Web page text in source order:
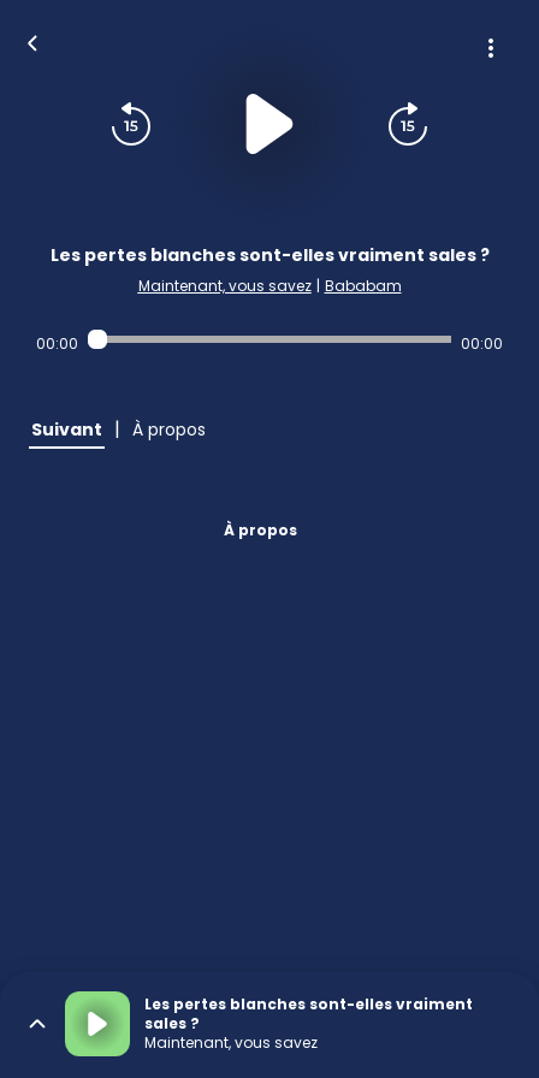
Les pertes blanches sont-elles vraiment sales ?
Maintenant, vous savez | Bababam
00:00 00:00
Suivant | À propos
À propos
Les pertes blanches sont-elles vraiment
sales ?
Maintenant, vous savez